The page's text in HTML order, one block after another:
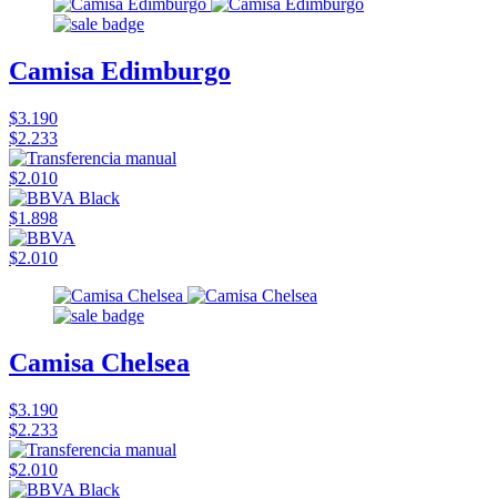
Camisa Edimburgo
$3.190
$2.233
$2.010
$1.898
$2.010
Camisa Chelsea
$3.190
$2.233
$2.010